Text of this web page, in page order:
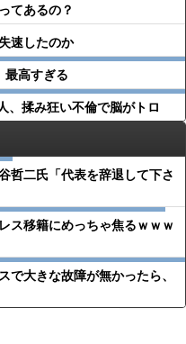
てあるの？
速したのか
最高すぎる
、揉み狂い不倫で脳がトロ
哲二氏「代表を辞退して下さ
ス移籍にめっちゃ焦るｗｗｗ
で大きな故障が無かったら、